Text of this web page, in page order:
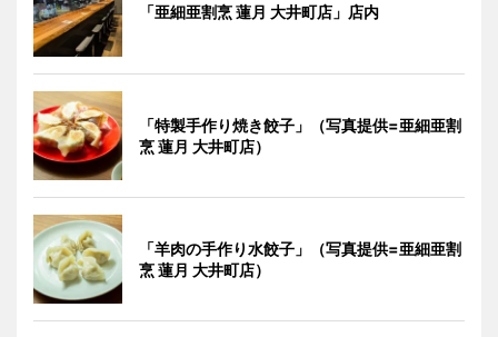
「亜細亜割烹 蓮月 大井町店」店内
「特製手作り焼き餃子」（写真提供=亜細亜割
烹 蓮月 大井町店）
「羊肉の手作り水餃子」（写真提供=亜細亜割
烹 蓮月 大井町店）